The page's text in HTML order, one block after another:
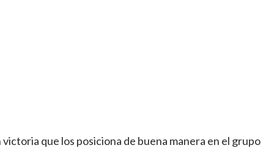
que los posiciona de buena manera en el grupo